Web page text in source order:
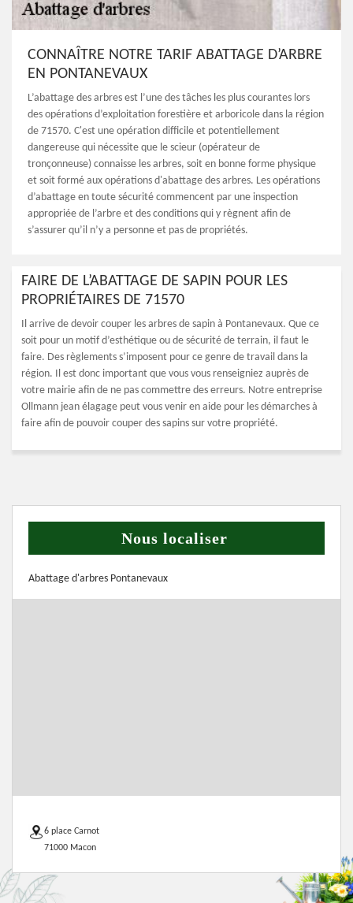
CONNAÎTRE NOTRE TARIF ABATTAGE D’ARBRE
EN PONTANEVAUX
L’abattage des arbres est l’une des tâches les plus courantes lors
des opérations d’exploitation forestière et arboricole dans la région
de 71570. C'est une opération difficile et potentiellement
dangereuse qui nécessite que le scieur (opérateur de
tronçonneuse) connaisse les arbres, soit en bonne forme physique
et soit formé aux opérations d'abattage des arbres. Les opérations
d’abattage en toute sécurité commencent par une inspection
appropriée de l’arbre et des conditions qui y règnent afin de
s’assurer qu’il n’y a personne et pas de propriétés.
FAIRE DE L’ABATTAGE DE SAPIN POUR LES
PROPRIÉTAIRES DE 71570
Il arrive de devoir couper les arbres de sapin à Pontanevaux. Que ce
soit pour un motif d’esthétique ou de sécurité de terrain, il faut le
faire. Des règlements s’imposent pour ce genre de travail dans la
région. Il est donc important que vous vous renseigniez auprès de
votre mairie afin de ne pas commettre des erreurs. Notre entreprise
Ollmann jean élagage peut vous venir en aide pour les démarches à
faire afin de pouvoir couper des sapins sur votre propriété.
Nous localiser
Abattage d'arbres Pontanevaux
6 place Carnot
71000 Macon